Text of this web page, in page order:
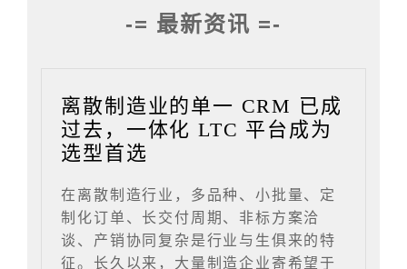
-= 最新资讯 =-
离散制造业的单一 CRM 已成
过去，一体化 LTC 平台成为
选型首选
在离散制造行业，多品种、小批量、定
制化订单、长交付周期、非标方案洽
谈、产销协同复杂是行业与生俱来的特
征。长久以来，大量制造企业寄希望于